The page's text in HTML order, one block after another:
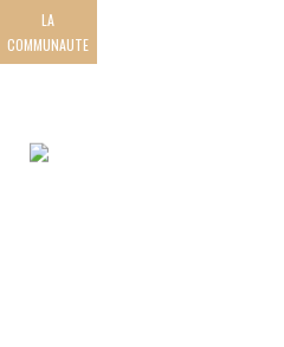
LA
COMMUNAUTE